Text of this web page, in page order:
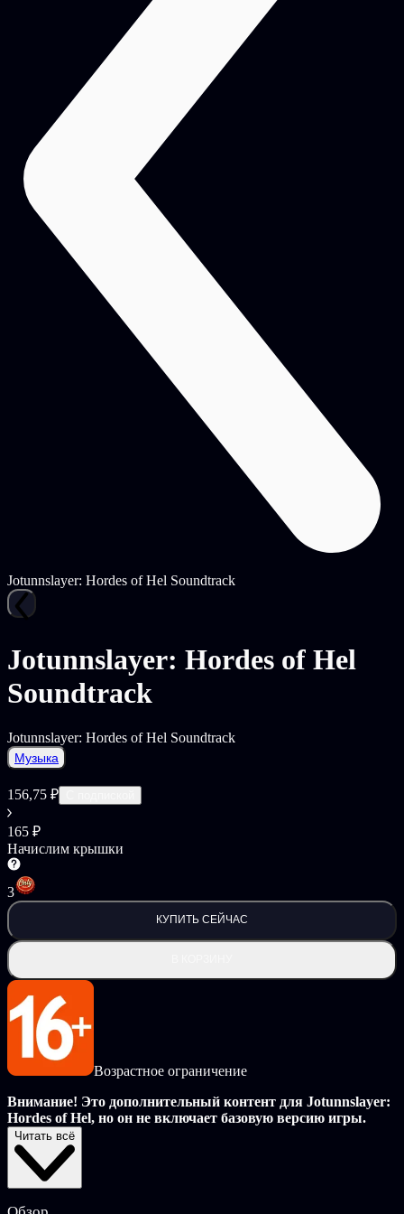
Jotunnslayer: Hordes of Hel Soundtrack
Jotunnslayer: Hordes of Hel
Soundtrack
Jotunnslayer: Hordes of Hel Soundtrack
Музыка
156,75 ₽
165 ₽
Начислим крышки
3
КУПИТЬ СЕЙЧАС
Возрастное ограничение
Внимание! Это дополнительный контент для Jotunnslayer:
Hordes of Hel, но он не включает базовую версию игры.
Погрузитесь в эпические звуковые пейзажи Jotunnslayer:
Hordes of Hel, созданные талантливым Робертом
Брукмайером. Этот официальный саундтрек переносит битвы
Читать всё